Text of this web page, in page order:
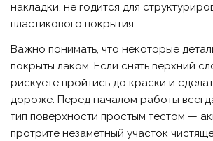
накладки, не годится для
пластикового покрытия.
Важно понимать, что некоторые
покрыты лаком. Если снять верхний
рискуете пройтись до краски и
дороже. Перед началом работы
тип поверхности простым тестом —
протрите незаметный участок